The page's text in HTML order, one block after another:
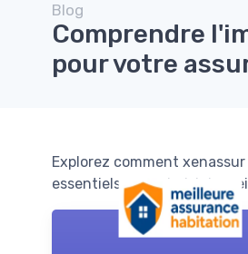
Blog
Comprendre
pour votre
Explorez comment
essentiels pour choisir la